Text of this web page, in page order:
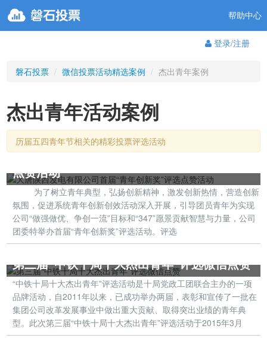
帮助中心
登录/注册
磐石投票 / 微信投票活动精选案例 / 杰出青年案例
杰出青年活动案例
历届五四青年节相关的精彩投票评选活动
大唐陕西发电有限公司首届“青年创新奖”评选
点赞活动
为了树立青年典型，弘扬创新精神，激发创新热情，营造创新
氛围，促进系统青年创新创效活动深入开展，引导团员青年为实现
公司“做强做优、争创一流”目标和“347”愿景贡献智慧与力量，公司
团委特举办首届“青年创新奖”评选活动。评选
第三届“中铁十局十大杰出青年”评选微信点赞
“中铁十局十大杰出青年”评选活动是十局党政工团联合主办的一项
品牌活动，自2011年以来，已成功举办两届，表彰和宣传了一批在
集团公司改革发展事业中做出重大贡献、取得突出业绩的青年典
型。此次第三届“中铁十局十大杰出青年”评选活动于2015年3月